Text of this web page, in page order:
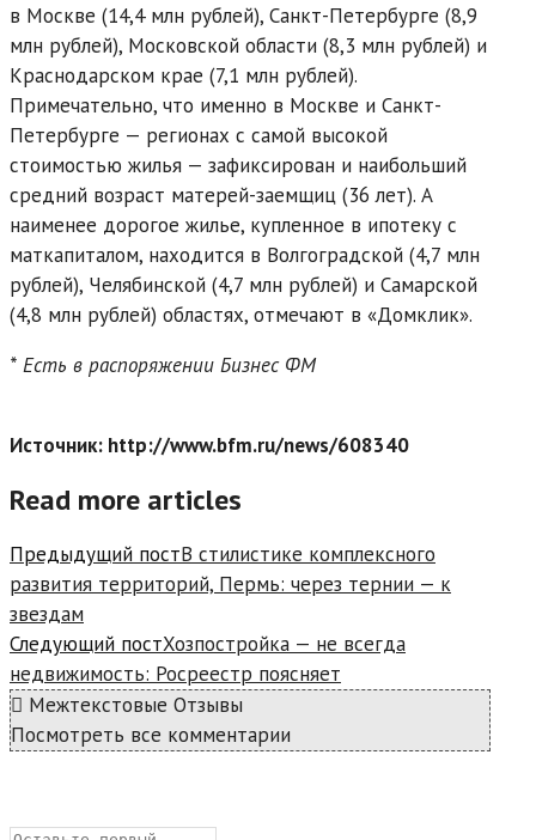
в Москве (14,4 млн рублей), Санкт-Петербурге (8,9
млн рублей), Московской области (8,3 млн рублей) и
Краснодарском крае (7,1 млн рублей).
Примечательно, что именно в Москве и Санкт-
Петербурге — регионах с самой высокой
стоимостью жилья — зафиксирован и наибольший
средний возраст матерей-заемщиц (36 лет). А
наименее дорогое жилье, купленное в ипотеку с
маткапиталом, находится в Волгоградской (4,7 млн
рублей), Челябинской (4,7 млн рублей) и Самарской
(4,8 млн рублей) областях, отмечают в «Домклик».
* Есть в распоряжении Бизнес ФМ
Источник: http://www.bfm.ru/news/608340
Read more articles
Предыдущий постВ стилистике комплексного
развития территорий, Пермь: через тернии — к
звездам
Следующий постХозпостройка — не всегда
недвижимость: Росреестр поясняет
Межтекстовые Отзывы
Посмотреть все комментарии